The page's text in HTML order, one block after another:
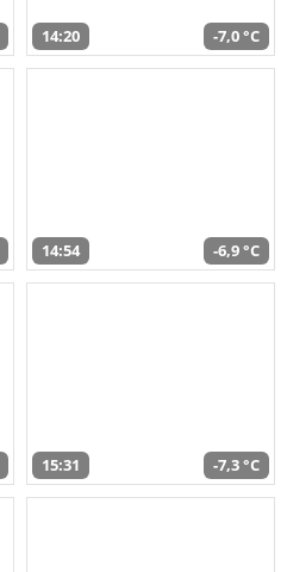
14:20 -7,0 °C
14:54 -6,9 °C
15:31 -7,3 °C